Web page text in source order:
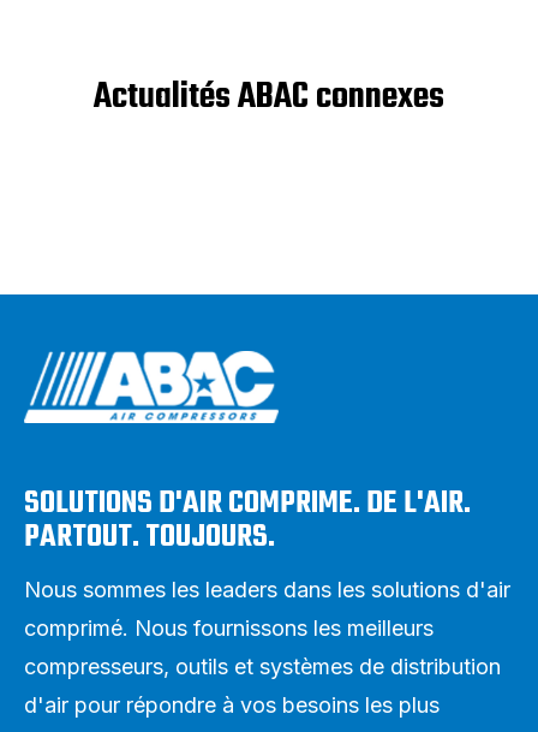
Actualités ABAC connexes
SOLUTIONS D'AIR COMPRIME. DE L'AIR.
PARTOUT. TOUJOURS.
Nous sommes les leaders dans les solutions d'air
comprimé. Nous fournissons les meilleurs
compresseurs, outils et systèmes de distribution
d'air pour répondre à vos besoins les plus